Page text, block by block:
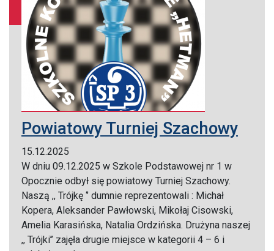
Powiatowy Turniej Szachowy
15.12.2025
W dniu 09.12.2025 w Szkole Podstawowej nr 1 w
Opocznie odbył się powiatowy Turniej Szachowy.
Naszą ,, Trójkę ‘’ dumnie reprezentowali : Michał
Kopera, Aleksander Pawłowski, Mikołaj Cisowski,
Amelia Karasińska, Natalia Ordzińska. Drużyna naszej
,, Trójki’’ zajęła drugie miejsce w kategorii 4 – 6 i